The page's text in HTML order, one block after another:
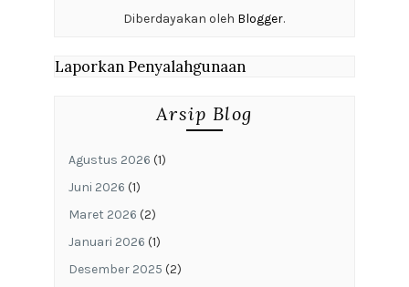
Diberdayakan oleh Blogger.
Laporkan Penyalahgunaan
Arsip Blog
Agustus 2026 (1)
Juni 2026 (1)
Maret 2026 (2)
Januari 2026 (1)
Desember 2025 (2)